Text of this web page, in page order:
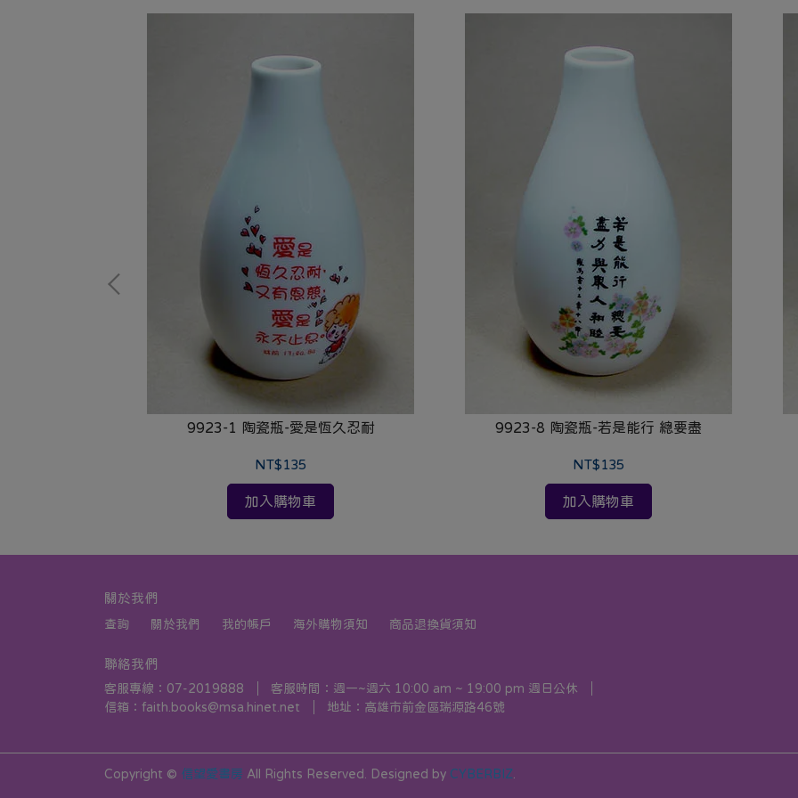
9923-1 陶瓷瓶-愛是恆久忍耐
NT$135
加入購物車
9923-8 陶瓷瓶-若是能行 總要盡
NT$135
加入購物車
關於我們
查詢 關於我們 我的帳戶 海外購物須知 商品退換貨須知
聯絡我們
客服專線：07-2019888
客服時間：週一~週六 10:00 am ~ 19:00 pm 週日公休
信箱：faith.books@msa.hinet.net
地址：高雄市前金區瑞源路46號
Copyright © 信望愛書房 All Rights Reserved. Designed by CYBERBIZ